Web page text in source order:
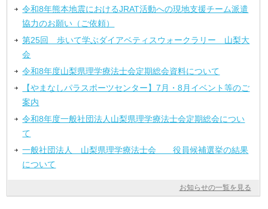
令和8年熊本地震におけるJRAT活動への現地支援チーム派遣
協力のお願い（ご依頼）
第25回 歩いて学ぶダイアベティスウォークラリー 山梨大
会
令和8年度山梨県理学療法士会定期総会資料について
【やまなしパラスポーツセンター】7月・8月イベント等のご
案内
令和8年度一般社団法人山梨県理学療法士会定期総会につい
て
一般社団法人 山梨県理学療法士会 役員候補選挙の結果
について
お知らせの一覧を見る